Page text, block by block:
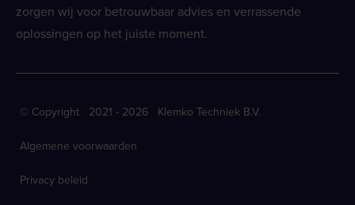
zorgen wij voor betrouwbaar advies en verrassende
oplossingen op het juiste moment.
© Copyright 2021 - 2026 Klemko Techniek B.V.
Algemene voorwaarden
Privacy beleid